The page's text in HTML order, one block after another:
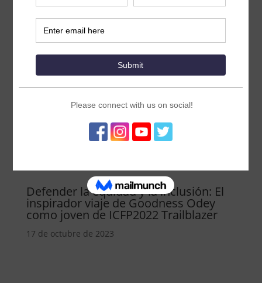
Defender la equidad y la inclusión: El
inspirador viaje de Goodness Odey
como joven de ICFP2022 Trailblazer
17 de octubre de 2023